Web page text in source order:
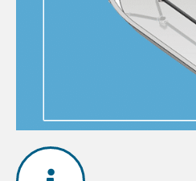
INVIA